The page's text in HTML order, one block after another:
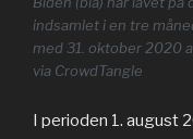
indsamlet i en tre
med 31. oktober 2020
via CrowdTangle
I perioden 1. august